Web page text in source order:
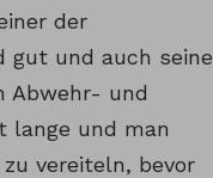
der
gut und auch seine
Abwehr- und
lange und man
vereiteln, bevor